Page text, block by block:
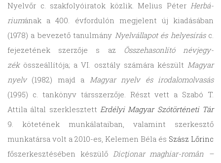
Nyelvőr c. szakfolyóiratok közlik. Melius Péter Her­bá­
riumának a 400. évfor­du­lón meg­je­lent új kiadá­sá­ban
(1978) a beve­zető tanul­mány Nyelv­ál­la­pot és helyes­írásc.
feje­ze­té­nek szerzője s az Össze­ha­son­lító név­jegy­
zékössze­ál­lí­tója; a VI. osz­tály szá­mára készült Magyar
nyelv(1982) majd a Magyar nyelv és irodalomolvasás
(1995) c. tankönyv társszerzője. Részt vett a Szabó T.
Attila által szerklesztett Erdélyi Magyar Szótörténeti Tár
9. kötetének munkálataiban, valamint szerkesztő
munkatársa volt a 2010-es, Kelemen Béla és Szász Lőrinc
főszerkesztésében készülő Dicţionar maghiar-român –